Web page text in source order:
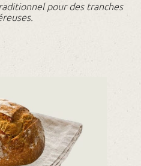
pour des tranches